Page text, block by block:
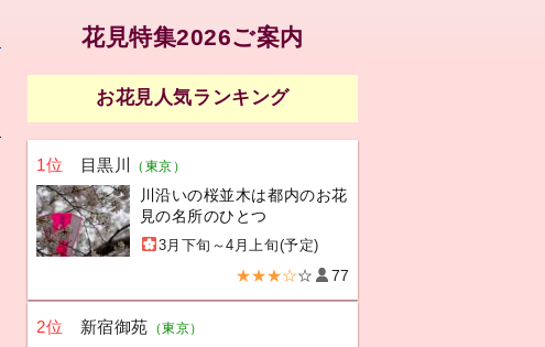
花見特集2026ご案内
お花見人気ランキング
1位 目黒川 （東京）
川沿いの桜並木は都内のお花
見の名所のひとつ
3月下旬～4月上旬(予定)
★★★☆☆ 77
2位 新宿御苑 （東京）